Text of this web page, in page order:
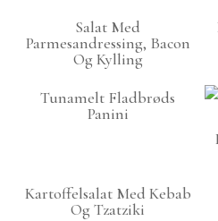
Salat Med
Parmesandressing, Bacon
Og Kylling
Tunamelt Fladbrøds
Panini
Kartoffelsalat Med Kebab
Og Tzatziki